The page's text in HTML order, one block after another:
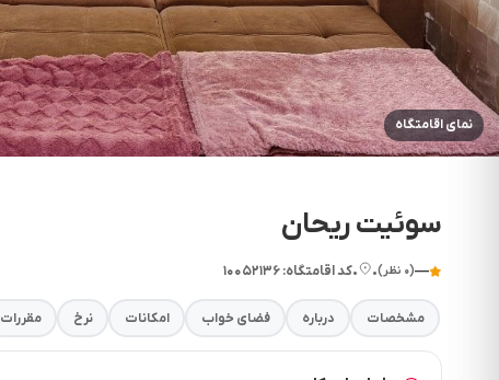
نمای اقامتگاه
سوئیت ریحان
—(۰ نظر) •
•کد اقامتگاه: ۱۰۰۵۲۱۳۶
مشخصات درباره فضای خواب امکانات نرخ مقررات